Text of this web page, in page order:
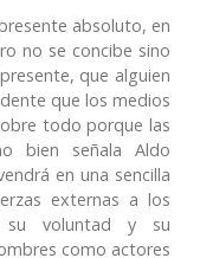
absoluto, en
no se concibe sino
que alguien
que los medios
todo porque las
bien señala Aldo
en una sencilla
externas a los
su voluntad y su
como actores